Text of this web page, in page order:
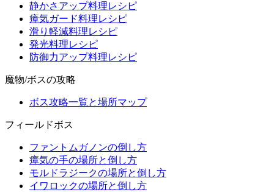
静かさアップ料理レシピ
瘴気ガード料理レシピ
滑り軽減料理レシピ
発光料理レシピ
防御力アップ料理レシピ
魔物/ボスの攻略
ボス攻略一覧と場所マップ
フィールドボス
ファントムガノンの倒し方
瘴気の手の場所と倒し方
モルドラジークの場所と倒し方
イワロックの場所と倒し方